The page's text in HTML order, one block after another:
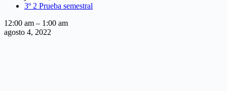
3º 2 Prueba semestral
Literatura
12:00 am – 1:00 am
agosto 4, 2022